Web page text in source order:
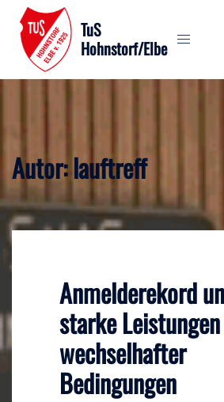
Zum
Inhalt
springen
TuS
Hohnstorf/Elbe
Autor:lauftreff
Anmelderekord
starke
wechselhafter
Bedingungen